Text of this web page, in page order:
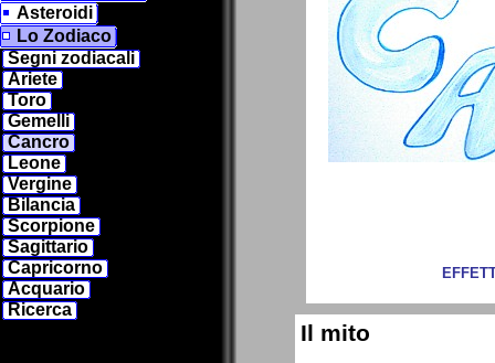
Asteroidi
Lo Zodiaco
Segni zodiacali
Ariete
Toro
Gemelli
Cancro
Leone
Vergine
Bilancia
Scorpione
Sagittario
Capricorno
Acquario
Ricerca
Il mito